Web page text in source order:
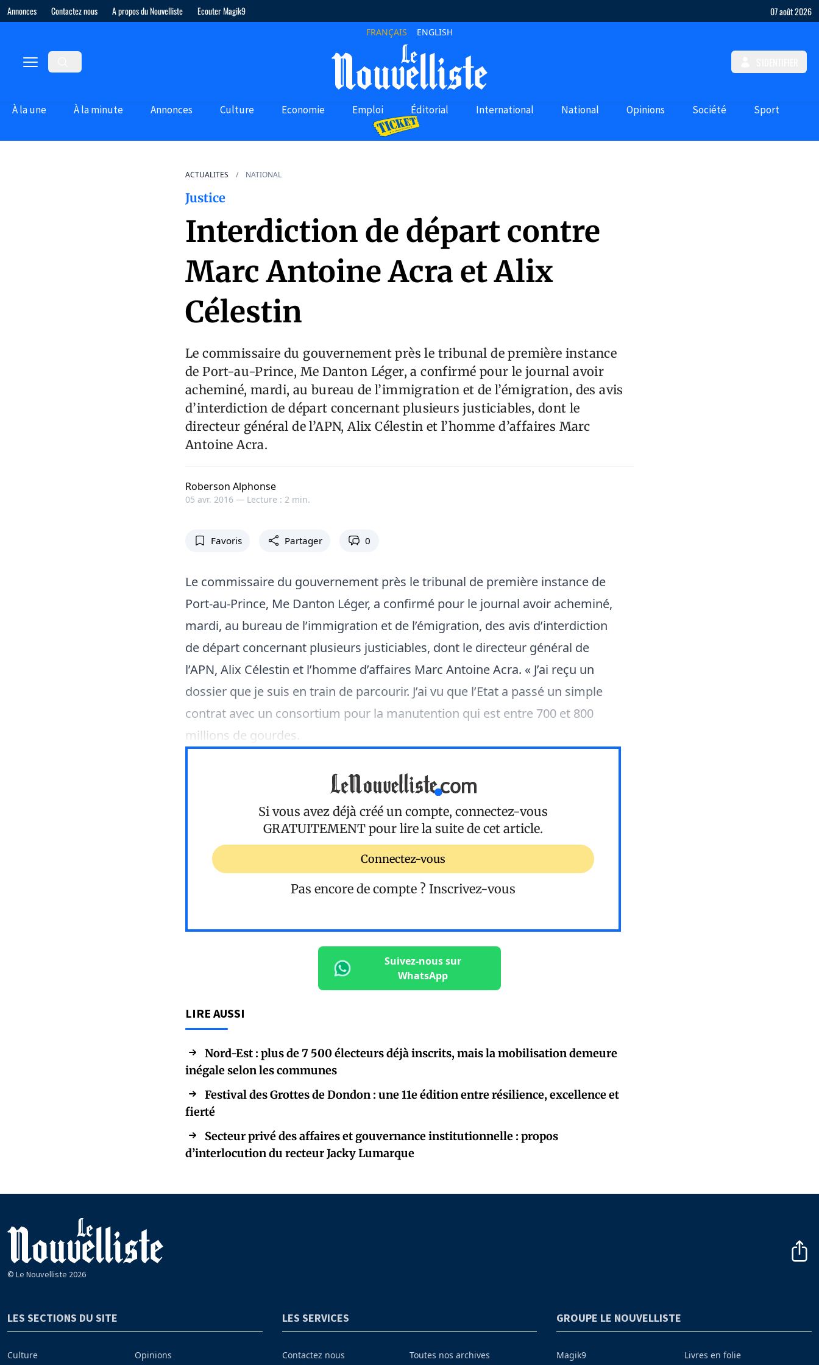
Annonces Contactez nous A propos du Nouvelliste Ecouter Magik9 07 août 2026
FRANÇAIS ENGLISH
À la une À la minute Annonces Culture Economie Emploi Éditorial International National Opinions Société Sport
ACTUALITES NATIONAL
Justice
Interdiction de départ contre
Marc Antoine Acra et Alix
Célestin
Le commissaire du gouvernement près le tribunal de première instance
de Port-au-Prince, Me Danton Léger, a confirmé pour le journal avoir
acheminé, mardi, au bureau de l’immigration et de l’émigration, des avis
d’interdiction de départ concernant plusieurs justiciables, dont le
directeur général de l’APN, Alix Célestin et l’homme d’affaires Marc
Antoine Acra.
Roberson Alphonse
05 avr. 2016 — Lecture : 2 min.
Favoris Partager 0
Le commissaire du gouvernement près le tribunal de première instance de
Port-au-Prince, Me Danton Léger, a confirmé pour le journal avoir acheminé,
mardi, au bureau de l’immigration et de l’émigration, des avis d’interdiction
de départ concernant plusieurs justiciables, dont le directeur général de
l’APN, Alix Célestin et l’homme d’affaires Marc Antoine Acra. « J’ai reçu un
dossier que je suis en train de parcourir. J’ai vu que l’Etat a passé un simple
contrat avec un consortium pour la manutention qui est entre 700 et 800
millions de gourdes.
Si vous avez déjà créé un compte, connectez-vous
GRATUITEMENT pour lire la suite de cet article.
Connectez-vous
Pas encore de compte ? Inscrivez-vous
Suivez-nous sur
WhatsApp
LIRE AUSSI
Nord-Est : plus de 7 500 électeurs déjà inscrits, mais la mobilisation demeure
inégale selon les communes
Festival des Grottes de Dondon : une 11e édition entre résilience, excellence et
fierté
Secteur privé des affaires et gouvernance institutionnelle : propos
d’interlocution du recteur Jacky Lumarque
© Le Nouvelliste 2026
LES SECTIONS DU SITE
Culture Opinions
LES SERVICES
Contactez nous Toutes nos archives
GROUPE LE NOUVELLISTE
Magik9 Livres en folie